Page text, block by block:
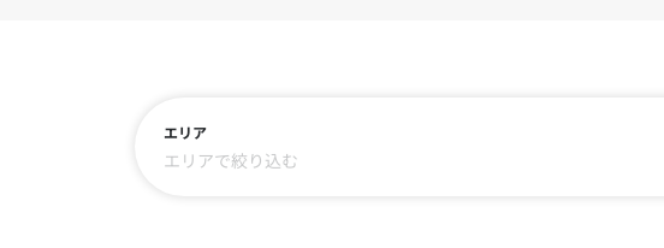
エリア
エリアで絞り込む